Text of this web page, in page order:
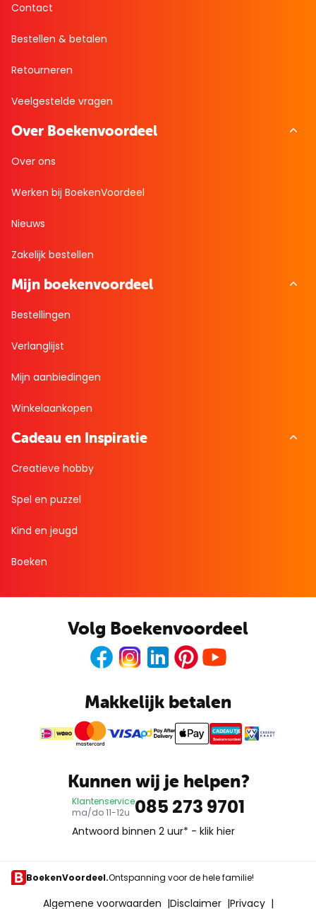
Contact
Bestellen & betalen
Retourneren
Veelgestelde vragen
Over Boekenvoordeel
Over ons
Werken bij BoekenVoordeel
Nieuws
Zakelijk bestellen
Mijn boekenvoordeel
Bestellingen
Verlanglijst
Mijn aanbiedingen
Winkelaankopen
Cadeau en Inspiratie
Creatieve hobby
Spel en puzzel
Kind en jeugd
Boeken
Volg Boekenvoordeel
FacebookInstagramLinkedInPinterest
Makkelijk betalen
Boekenvoordeel
CADEAUTJE
Kunnen wij je helpen?
Klantenservice
ma/do 11-12u 085 273 9701
Antwoord binnen 2 uur* - klik hier
BoekenVoordeel.Ontspanning voor de hele familie!
Algemene voorwaarden |Disclaimer |Privacy |